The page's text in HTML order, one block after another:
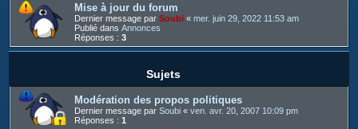
Mise à jour du forum
Dernier message par Soubi « mer. juin 29, 2022 11:53 am
Publié dans Annonces
Réponses : 3
Sujets
Modération des propos politiques
Dernier message par Soubi « ven. avr. 20, 2007 10:09 pm
Réponses : 1